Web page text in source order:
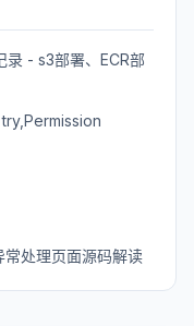
- s3部署、ECR部
常处理页面源码解读